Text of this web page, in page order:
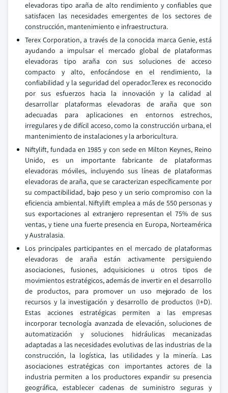
elevadoras tipo araña de alto rendimiento y confiables que
satisfacen las necesidades emergentes de los sectores de
construcción, mantenimiento e infraestructura.
Terex Corporation, a través de la conocida marca Genie, está
ayudando a impulsar el mercado global de plataformas
elevadoras tipo araña con sus soluciones de acceso
compacto y alto, enfocándose en el rendimiento, la
confiabilidad y la seguridad del operador.Terex es reconocido
por sus esfuerzos hacia la innovación y la calidad al
desarrollar plataformas elevadoras de araña que son
adecuadas para aplicaciones en entornos estrechos,
irregulares y de difícil acceso, como la construcción urbana, el
mantenimiento de instalaciones y la arboricultura.
Niftylift, fundada en 1985 y con sede en Milton Keynes, Reino
Unido, es un importante fabricante de plataformas
elevadoras móviles, incluyendo sus líneas de plataformas
elevadoras de araña, que se caracterizan específicamente por
su compactibilidad, bajo peso y un serio compromiso con la
eficiencia ambiental. Niftylift emplea a más de 550 personas y
sus exportaciones al extranjero representan el 75% de sus
ventas, y tiene una fuerte presencia en Europa, Norteamérica
y Australasia.
Los principales participantes en el mercado de plataformas
elevadoras de araña están activamente persiguiendo
asociaciones, fusiones, adquisiciones u otros tipos de
movimientos estratégicos, además de invertir en el desarrollo
de productos, para promover un uso mejorado de los
recursos y la investigación y desarrollo de productos (I+D).
Estas acciones estratégicas permiten a las empresas
incorporar tecnología avanzada de elevación, soluciones de
automatización y soluciones hidráulicas mecanizadas
adaptadas a las necesidades evolutivas de las industrias de la
construcción, la logística, las utilidades y la minería. Las
asociaciones estratégicas con importantes actores de la
industria permiten a los productores expandir su presencia
geográfica, establecer cadenas de suministro seguras y